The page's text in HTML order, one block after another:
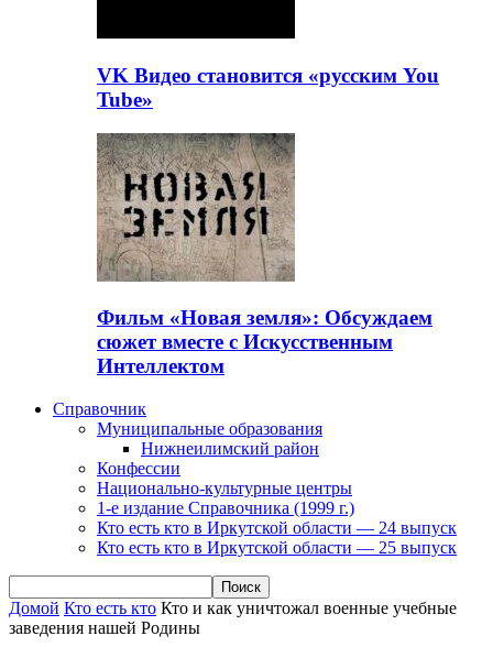
VK Видео становится «русским You
Tube»
Фильм «Новая земля»: Обсуждаем
сюжет вместе с Искусственным
Интеллектом
Справочник
Муниципальные образования
Нижнеилимский район
Конфессии
Национально-культурные центры
1-е издание Справочника (1999 г.)
Кто есть кто в Иркутской области — 24 выпуск
Кто есть кто в Иркутской области — 25 выпуск
Домой Кто есть кто Кто и как уничтожал военные учебные
заведения нашей Родины